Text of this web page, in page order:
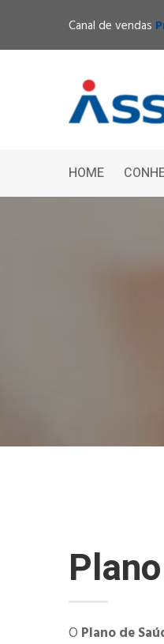
Canal de vendas
HOME
O Plano de